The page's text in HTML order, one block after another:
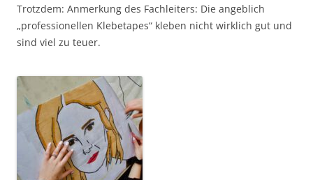
Trotzdem: Anmerkung des Fachleiters: Die angeblich
„professionellen Klebetapes“ kleben nicht wirklich gut und
sind viel zu teuer.